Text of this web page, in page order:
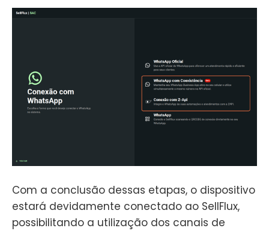
Com a conclusão dessas etapas, o dispositivo
estará devidamente conectado ao SellFlux,
possibilitando a utilização dos canais de